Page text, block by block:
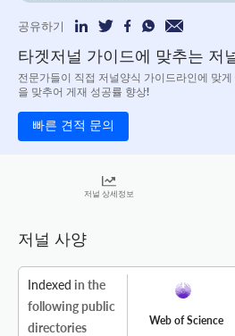
공유하기
타겟저널 가이드에 맞추는 저
전문가들이 직접 저널양식 가이드라인에 맞게
을 맞추어 게재 성공률 향상!
빠른 견적 문의
저널 상세정보
저널 사양
Indexed in the
following public
directories
Web of Science